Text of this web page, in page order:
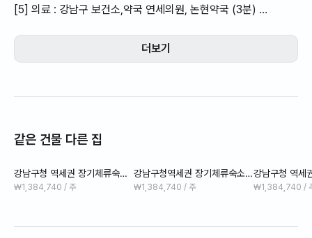
[5] 의료 : 강남구 보건소,약국 연세의원, 논현약국 (3분)
강남구청역 도보 2분 거리,
라이빗 레지던스입니다.
현대적인 미학과 고급 침구가 어우러져 오래 머물수록 편안해지는
공간에는 Bowers & Wilkins 제플린 스피커, 네스프레소 머신, 주
방·세탁기·건조기·에어드레서까지 갖춘 풀퍼니시드 구조로 고객
또한 역삼· 테헤란로 비즈니스지구(차량 6분),청담·한남(차량 12
더보기
같은 건물 다른 집
강남구청 역세권 장기체류숙소
#의료관광 #비즈니스 404호
₩1,384,740 / 주
강남구청역세권 장기체류숙소 #
의료관광 #비즈니스 1405호
₩1,384,740 / 주
강남구청 역세
#의료관광 #
₩1,384,740 /